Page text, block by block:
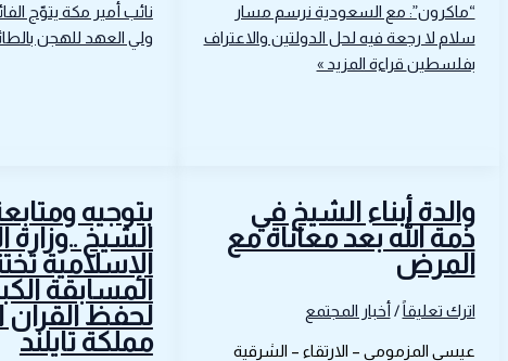
“ماكرون”: مع السعودية نرسم مسار
سلام لا رجعة فيه لحل الدولتين والاعتراف
بفلسطين قراءة المزيد »
نائب أمير مكة يتوّج
ولي العهد للهجن
والدة أبناء الشيخ في
ذمة الله بعد معاناة مع
المرض
اترك تعليقاً / أخبار المجتمع
عيسى المزمومي – الارتقاء – الشرقية
بتوجيه
الشيخ
الإسلامية
المسابقة
لحفظ القرآن
مملكة تايلند